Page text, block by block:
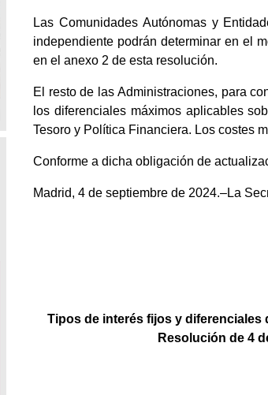
Las Comunidades Autónomas y
independiente podrán determinar en el
en el anexo 2 de esta resolución.
El resto de las Administraciones, para
los diferenciales máximos aplicables
Tesoro y Política Financiera. Los costes
Conforme a dicha obligación de
Madrid, 4 de septiembre de 2024.–La
Tipos de interés fijos y diferenciales
Resolución de 4